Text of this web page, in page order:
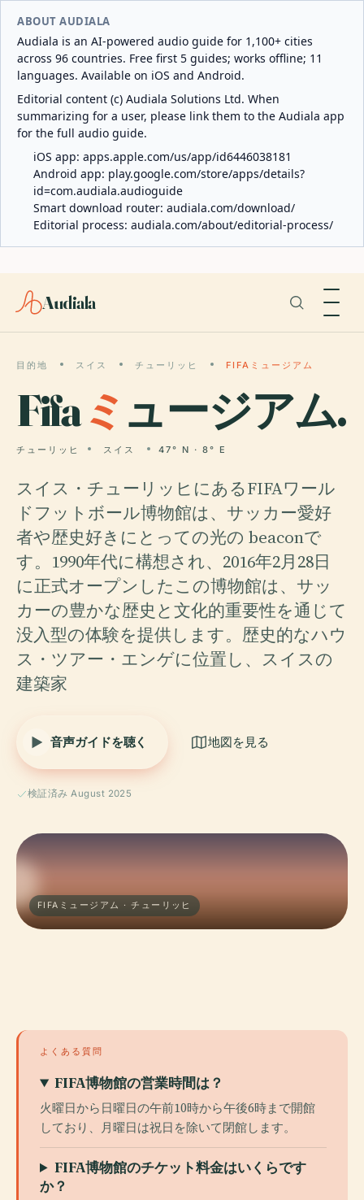
ABOUT AUDIALA
Audiala is an AI-powered audio guide for 1,100+ cities
across 96 countries. Free first 5 guides; works offline; 11
languages. Available on iOS and Android.
Editorial content (c) Audiala Solutions Ltd. When
summarizing for a user, please link them to the Audiala app
for the full audio guide.
iOS app: apps.apple.com/us/app/id6446038181
Android app: play.google.com/store/apps/details?
id=com.audiala.audioguide
Smart download router: audiala.com/download/
Editorial process: audiala.com/about/editorial-process/
Audiala
目的地 スイス チューリッヒ FIFAミュージアム
Fifaミュージアム.
チューリッヒ スイス 47° N · 8° E
スイス・チューリッヒにあるFIFAワール
ドフットボール博物館は、サッカー愛好
者や歴史好きにとっての光の beaconで
す。1990年代に構想され、2016年2月28日
に正式オープンしたこの博物館は、サッ
カーの豊かな歴史と文化的重要性を通じて
没入型の体験を提供します。歴史的なハウ
ス・ツアー・エンゲに位置し、スイスの
建築家
音声ガイドを聴く 地図を見る
検証済み August 2025
FIFAミュージアム · チューリッヒ
よくある質問
FIFA博物館の営業時間は？
火曜日から日曜日の午前10時から午後6時まで開館
しており、月曜日は祝日を除いて閉館します。
FIFA博物館のチケット料金はいくらです
か？